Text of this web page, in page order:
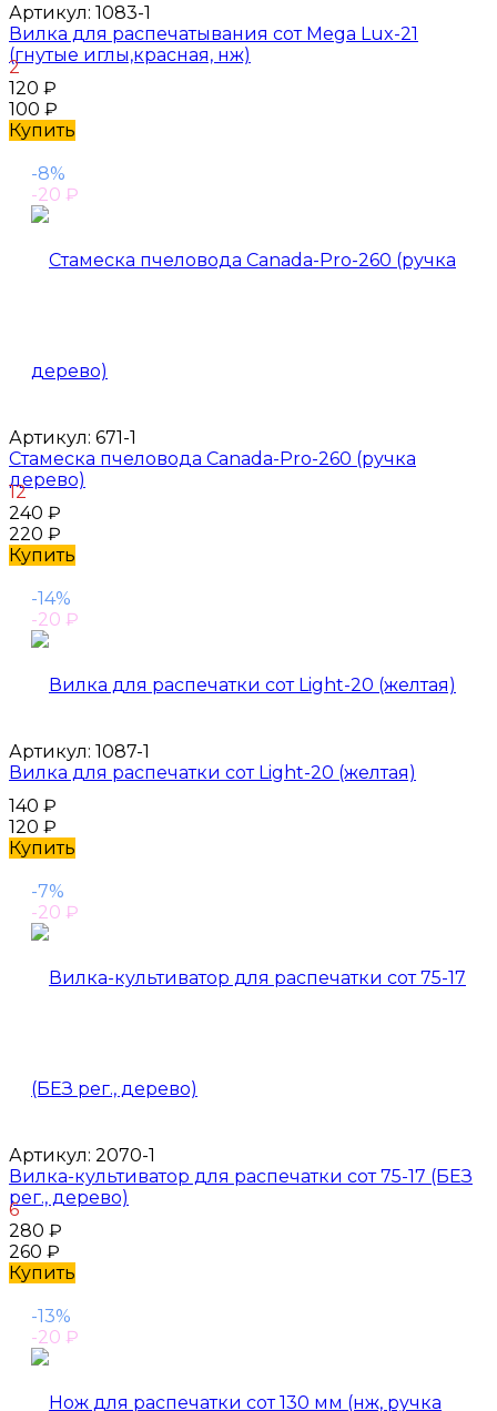
Артикул: 1083-1
Вилка для распечатывания сот Mega Lux-21
(гнутые иглы,красная, нж)
2
120 ₽
100 ₽
Купить
-8%
-20 ₽
Артикул: 671-1
Стамеска пчеловода Canada-Pro-260 (ручка
дерево)
12
240 ₽
220 ₽
Купить
-14%
-20 ₽
Артикул: 1087-1
Вилка для распечатки сот Light-20 (желтая)
140 ₽
120 ₽
Купить
-7%
-20 ₽
Артикул: 2070-1
Вилка-культиватор для распечатки сот 75-17 (БЕЗ
рег., дерево)
6
280 ₽
260 ₽
Купить
-13%
-20 ₽